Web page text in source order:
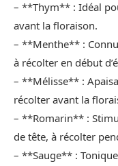
– **Thym** : Idéal
avant la floraison.
– **Menthe** :
à récolter en début
– **Mélisse** :
récolter avant la
– **Romarin** :
de tête, à récolter
– **Sauge** :